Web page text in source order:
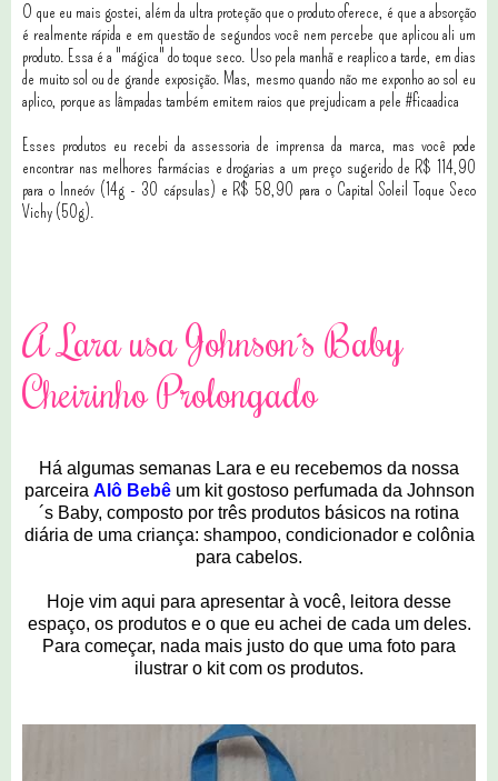
O que eu mais gostei, além da ultra proteção que o produto oferece, é que a absorção
é realmente rápida e em questão de segundos você nem percebe que aplicou ali um
produto. Essa é a "mágica" do toque seco. Uso pela manhã e reaplico a tarde, em dias
de muito sol ou de grande exposição. Mas, mesmo quando não me exponho ao sol eu
aplico, porque as lâmpadas também emitem raios que prejudicam a pele #ficaadica
Esses produtos eu recebi da assessoria de imprensa da marca, mas você pode
encontrar nas melhores farmácias e drogarias a um preço sugerido de R$ 114,90
para o Inneóv (14g - 30 cápsulas) e R$ 58,90 para o Capital Soleil Toque Seco
Vichy (50g).
A Lara usa Johnson´s Baby
Cheirinho Prolongado
Há algumas semanas Lara e eu recebemos da nossa
parceira Alô Bebêum kit gostoso perfumada da Johnson
´s Baby, composto por três produtos básicos na rotina
diária de uma criança: shampoo, condicionador e colônia
para cabelos.
Hoje vim aqui para apresentar à você, leitora desse
espaço, os produtos e o que eu achei de cada um deles.
Para começar, nada mais justo do que uma foto para
ilustrar o kit com os produtos.